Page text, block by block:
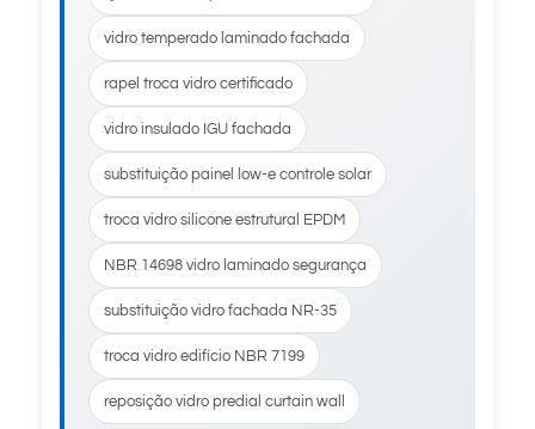
vidro temperado laminado fachada
rapel troca vidro certificado
vidro insulado IGU fachada
substituição painel low-e controle solar
troca vidro silicone estrutural EPDM
NBR 14698 vidro laminado segurança
substituição vidro fachada NR-35
troca vidro edifício NBR 7199
reposição vidro predial curtain wall